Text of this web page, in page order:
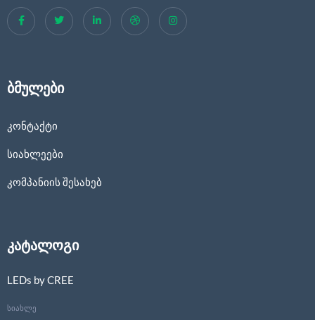
ბმულები
კონტაქტი
სიახლეები
კომპანიის შესახებ
კატალოგი
LEDs by CREE
სიახლე